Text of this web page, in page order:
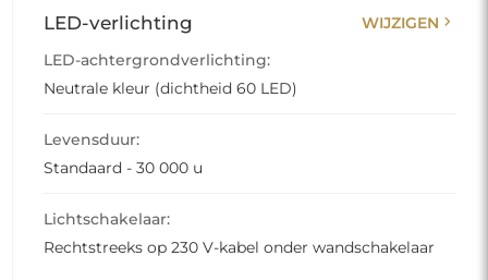
LED-verlichting WIJZIGEN chevron_right
LED-achtergrondverlichting:
Neutrale kleur (dichtheid 60 LED)
Levensduur:
Standaard - 30 000 u
Lichtschakelaar:
Rechtstreeks op 230 V-kabel onder wandschakelaar